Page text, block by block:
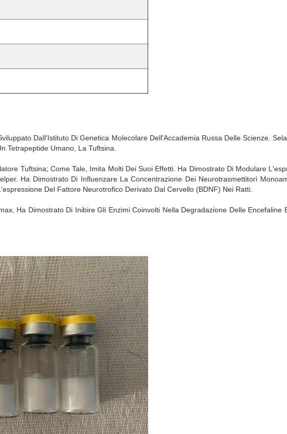
Dall'Istituto Di Genetica Molecolare Dell'Accademia Russa Delle Scienze.
Tetrapeptide Umano, La Tuftsina.
Tuftsina; Come Tale, Imita Molti Dei Suoi Effetti. Ha Dimostrato Di Modulare
Ha Dimostrato Di Influenzare La Concentrazione Dei Neurotrasmettitori
Del Fattore Neurotrofico Derivato Dal Cervello (BDNF) Nei Ratti.
Ha Dimostrato Di Inibire Gli Enzimi Coinvolti Nella Degradazione Delle Encefaline